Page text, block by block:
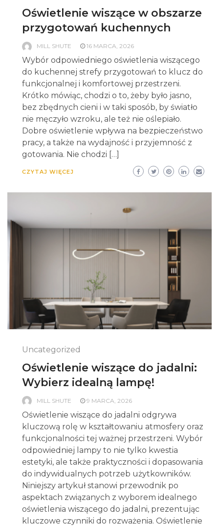
Oświetlenie wiszące w obszarze
przygotowań kuchennych
MILL SHUTE 16 MARCA, 2026
Wybór odpowiedniego oświetlenia wiszącego
do kuchennej strefy przygotowań to klucz do
funkcjonalnej i komfortowej przestrzeni.
Krótko mówiąc, chodzi o to, żeby było jasno,
bez zbędnych cieni i w taki sposób, by światło
nie męczyło wzroku, ale też nie oślepiało.
Dobre oświetlenie wpływa na bezpieczeństwo
pracy, a także na wydajność i przyjemność z
gotowania. Nie chodzi […]
CZYTAJ WIĘCEJ
Uncategorized
Oświetlenie wiszące do jadalni:
Wybierz idealną lampę!
MILL SHUTE 9 MARCA, 2026
Oświetlenie wiszące do jadalni odgrywa
kluczową rolę w kształtowaniu atmosfery oraz
funkcjonalności tej ważnej przestrzeni. Wybór
odpowiedniej lampy to nie tylko kwestia
estetyki, ale także praktyczności i dopasowania
do indywidualnych potrzeb użytkowników.
Niniejszy artykuł stanowi przewodnik po
aspektach związanych z wyborem idealnego
oświetlenia wiszącego do jadalni, prezentując
kluczowe czynniki do rozważenia. Oświetlenie